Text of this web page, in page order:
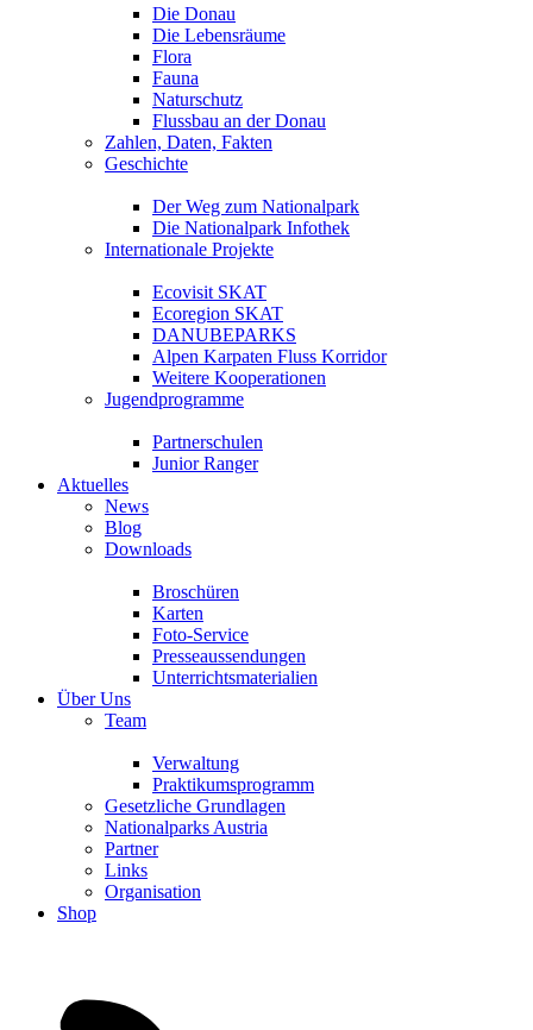
Die Donau
Die Lebensräume
Flora
Fauna
Naturschutz
Flussbau an der Donau
Zahlen, Daten, Fakten
Geschichte
Der Weg zum Nationalpark
Die Nationalpark Infothek
Internationale Projekte
Ecovisit SKAT
Ecoregion SKAT
DANUBEPARKS
Alpen Karpaten Fluss Korridor
Weitere Kooperationen
Jugendprogramme
Partnerschulen
Junior Ranger
Aktuelles
News
Blog
Downloads
Broschüren
Karten
Foto-Service
Presseaussendungen
Unterrichtsmaterialien
Über Uns
Team
Verwaltung
Praktikumsprogramm
Gesetzliche Grundlagen
Nationalparks Austria
Partner
Links
Organisation
Shop